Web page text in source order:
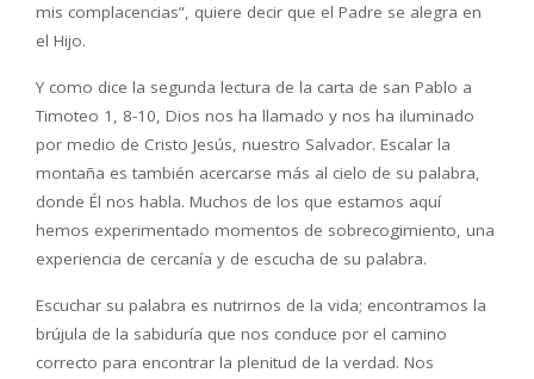
mis complacencias”, quiere decir que el Padre se alegra en
el Hijo.
Y como dice la segunda lectura de la carta de san Pablo a
Timoteo 1, 8-10, Dios nos ha llamado y nos ha iluminado
por medio de Cristo Jesús, nuestro Salvador. Escalar la
montaña es también acercarse más al cielo de su palabra,
donde Él nos habla. Muchos de los que estamos aquí
hemos experimentado momentos de sobrecogimiento, una
experiencia de cercanía y de escucha de su palabra.
Escuchar su palabra es nutrirnos de la vida; encontramos la
brújula de la sabiduría que nos conduce por el camino
correcto para encontrar la plenitud de la verdad. Nos